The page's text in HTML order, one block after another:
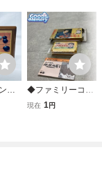
ソ
対
◆ファミリーコン
ピューター/ファミ
現在 1円